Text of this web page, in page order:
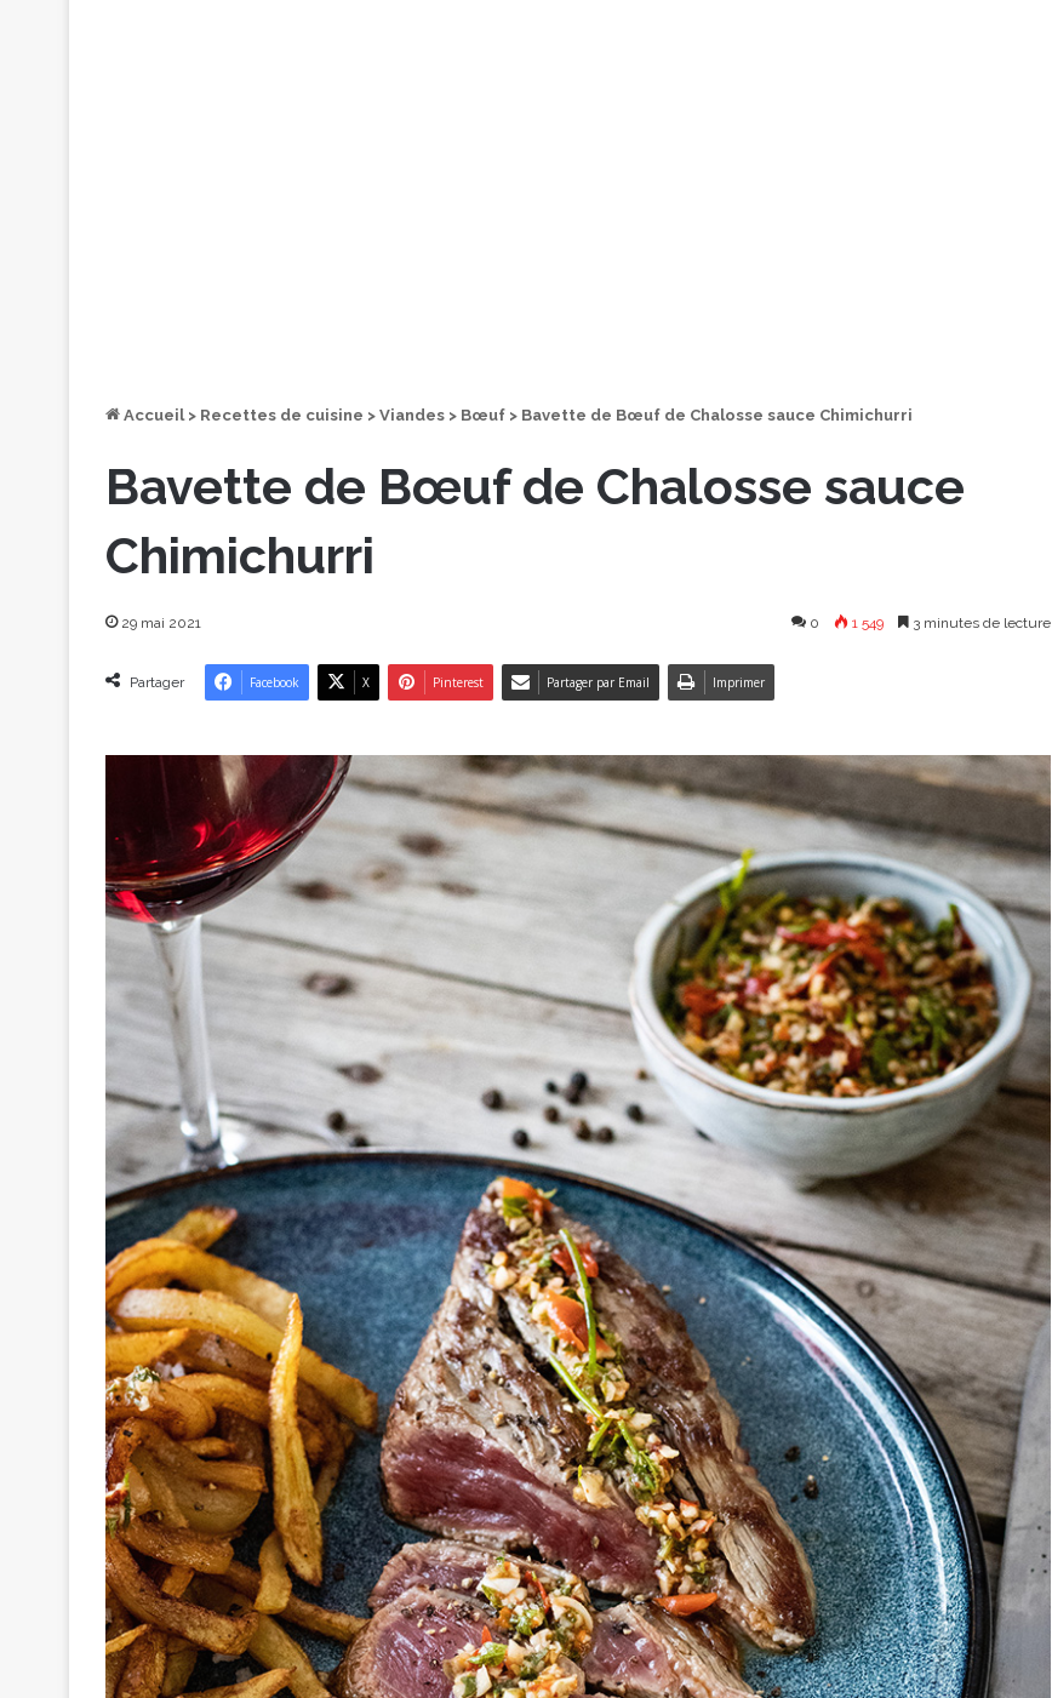
Accueil > Recettes de cuisine > Viandes > Bœuf > Bavette de Bœuf de Chalosse sauce Chimichurri
Bavette de Bœuf de Chalosse sauce
Chimichurri
29 mai 2021 0 1 549 3 minutes de lecture
Partager Facebook X Pinterest Partager par Email Imprimer